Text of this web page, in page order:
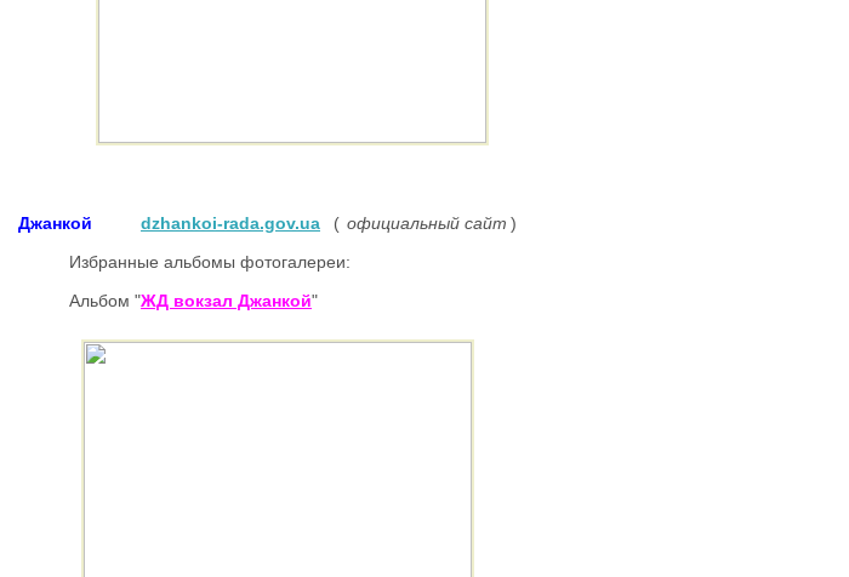
Джанкой dzhankoi-rada.gov.ua ( официальный сайт )
Избранные альбомы фотогалереи:
Альбом "ЖД вокзал Джанкой"